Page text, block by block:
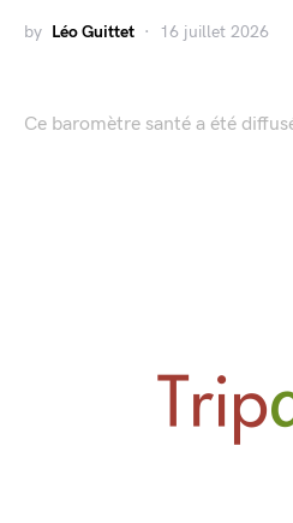
by Léo Guittet 16 juillet 2026
Ce baromètre santé a été